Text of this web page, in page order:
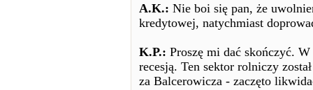
A.K.: Nie boi się pan, że
kredytowej, natychmiast
K.P.: Proszę mi dać skończyć.
recesją. Ten sektor rolniczy
za Balcerowicza - zaczęto